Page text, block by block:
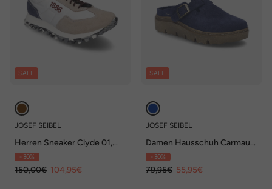
SALE
JOSEF SEIBEL
Herren Sneaker Clyde 01,
beige-blau
- 30%
150,00€ 104,95€
SALE
JOSEF SEIBEL
Damen Hausschuh Carmaux
05, ocean
- 30%
79,95€ 55,95€